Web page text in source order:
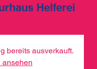
Helferei
bereits ausverkauft.
ansehen